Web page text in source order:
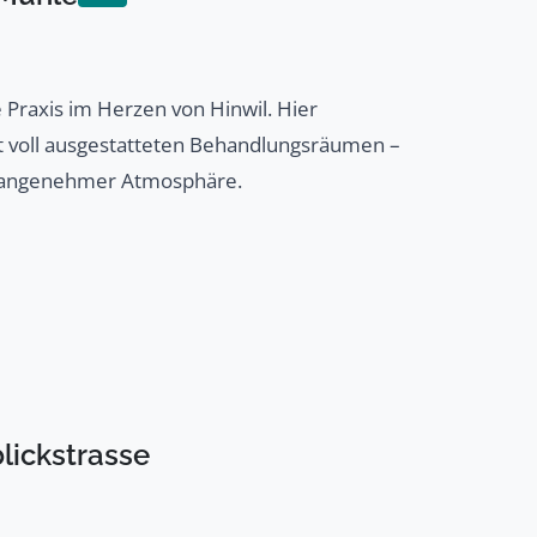
im Herzen von Hinwil. Hier
ausgestatteten Behandlungsräumen –
Atmosphäre.